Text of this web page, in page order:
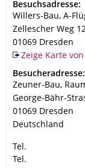
Adresse
Besuchsadresse:
Willers-Bau, A-
Zellescher Weg
01069 Dresden
Zeige Karte
Adresse
Besucheradresse:
Zeuner-Bau,
George-Bähr-
01069 Dresden
Deutschland
Tel.
Tel.